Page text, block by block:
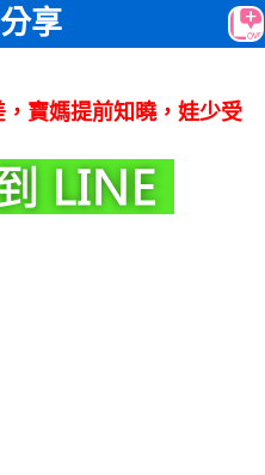
享
寶媽提前知曉，娃少受